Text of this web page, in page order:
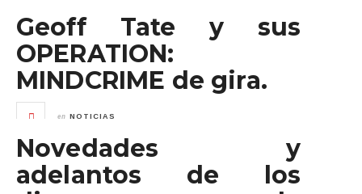
Geoff Tate y sus
OPERATION:
MINDCRIME de gira.
en NOTICIAS
Novedades y
adelantos de los